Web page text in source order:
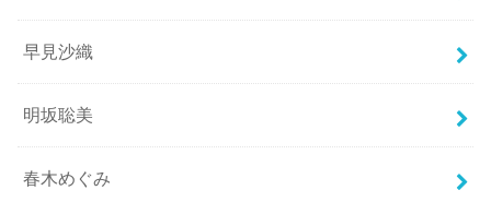
早見沙織
明坂聡美
春木めぐみ